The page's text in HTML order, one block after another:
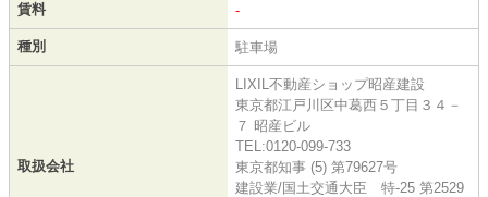
賃料 -
種別 駐車場
取扱会社
LIXIL不動産ショップ昭産建設
東京都江戸川区中葛西５丁目３４－
７ 昭産ビル
TEL:0120-099-733
東京都知事 (5) 第79627号
建設業/国土交通大臣 特-25 第2529